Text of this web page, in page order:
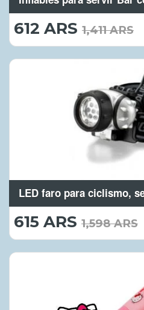
612 ARS 612.00
ARS
1,411 ARS
LED faro para ciclismo,
615 ARS 615.00
ARS
1,598 ARS